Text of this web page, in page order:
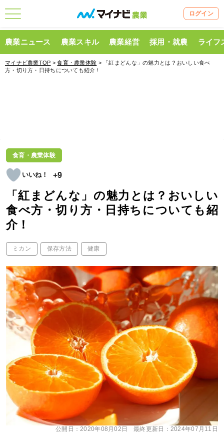
ログイン
農業ニュース 農業スキル 農業経営 採用・就農 ライフ
マイナビ農業TOP >食育・農業体験 > 「紅まどんな」の魅力とは？おいしい食べ
方・切り方・日持ちについても紹介！
食育・農業体験
+9
「紅まどんな」の魅力とは？おいしい
食べ方・切り方・日持ちについても紹
介！
ミカン 保存方法 健康
公開日：2020年08月02日 最終更新日： 2024年07月11日